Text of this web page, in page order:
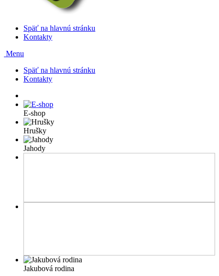
Späť na hlavnú stránku
Kontakty
Menu
Späť na hlavnú stránku
Kontakty
E-shop
Hrušky
Jahody
Jakubová rodina